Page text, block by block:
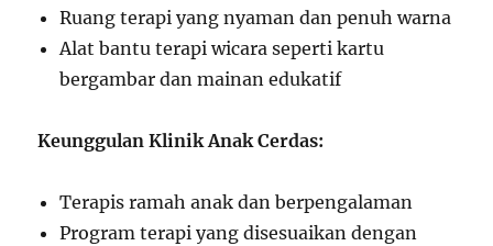
Ruang terapi yang nyaman dan penuh warna
Alat bantu terapi wicara seperti kartu
bergambar dan mainan edukatif
Keunggulan Klinik Anak Cerdas:
Terapis ramah anak dan berpengalaman
Program terapi yang disesuaikan dengan